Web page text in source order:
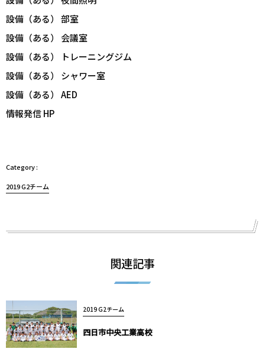
設備（ある） 部室
設備（ある） 会議室
設備（ある） トレーニングジム
設備（ある） シャワー室
設備（ある） AED
情報発信 HP
2019 G2チーム
関連記事
2019 G2チーム
四日市中央工業高校